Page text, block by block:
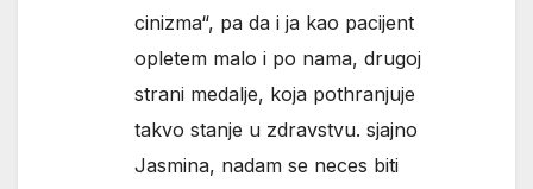
cinizma“, pa da i ja kao pacijent
opletem malo i po nama, drugoj
strani medalje, koja pothranjuje
takvo stanje u zdravstvu. sjajno
Jasmina, nadam se neces biti